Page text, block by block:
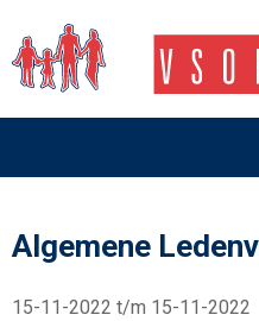
Algemene
15-11-2022 t/m 15-11-2022